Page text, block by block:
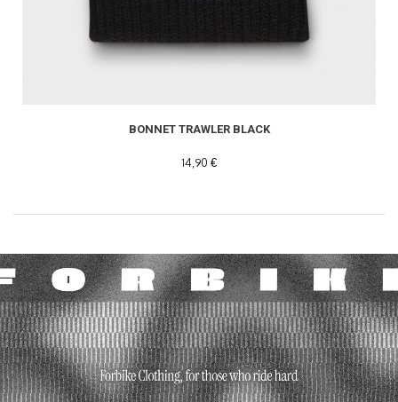
BONNET TRAWLER BLACK
14,90 €